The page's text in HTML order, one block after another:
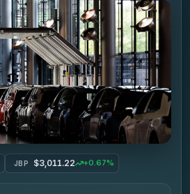
JBP $3,011.22 +0.67%